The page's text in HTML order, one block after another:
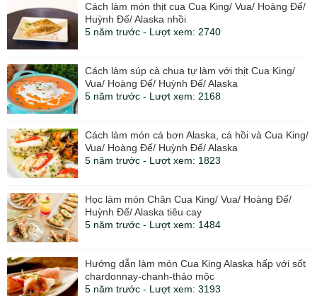
Cách làm món thịt cua Cua King/ Vua/ Hoàng Đế/
Huỳnh Đế/ Alaska nhồi
5 năm trước - Lượt xem: 2740
Cách làm súp cà chua tự làm với thịt Cua King/
Vua/ Hoàng Đế/ Huỳnh Đế/ Alaska
5 năm trước - Lượt xem: 2168
Cách làm món cá bơn Alaska, cá hồi và Cua King/
Vua/ Hoàng Đế/ Huỳnh Đế/ Alaska
5 năm trước - Lượt xem: 1823
Học làm món Chân Cua King/ Vua/ Hoàng Đế/
Huỳnh Đế/ Alaska tiêu cay
5 năm trước - Lượt xem: 1484
Hướng dẫn làm món Cua King Alaska hấp với sốt
chardonnay-chanh-thảo mộc
5 năm trước - Lượt xem: 3193